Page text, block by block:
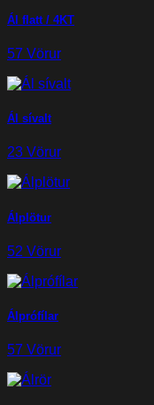
Ál flatt / 4KT
57 Vörur
Ál sívalt
23 Vörur
Álplötur
52 Vörur
Álprófílar
57 Vörur